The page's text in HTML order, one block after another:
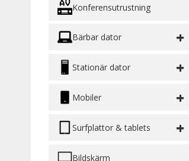
Konferensutrustning
Bärbar dator +
Stationär dator +
Mobiler +
Surfplattor & tablets +
Bildskärm